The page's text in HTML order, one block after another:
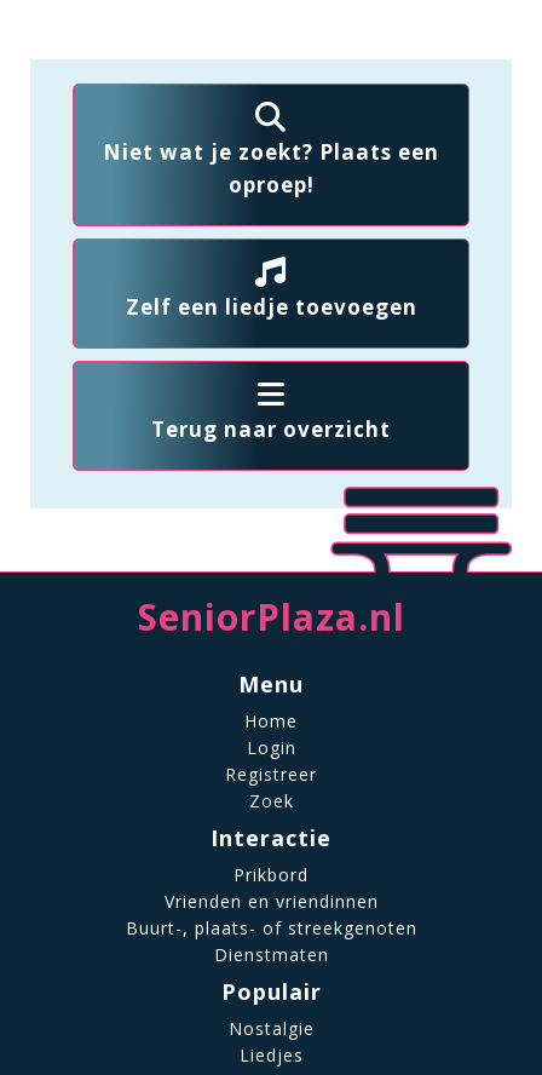
Niet wat je zoekt? Plaats een
oproep!
Zelf een liedje toevoegen
Terug naar overzicht
SeniorPlaza.nl
Menu
Home
Login
Registreer
Zoek
Interactie
Prikbord
Vrienden en vriendinnen
Buurt-, plaats- of streekgenoten
Dienstmaten
Populair
Nostalgie
Liedjes